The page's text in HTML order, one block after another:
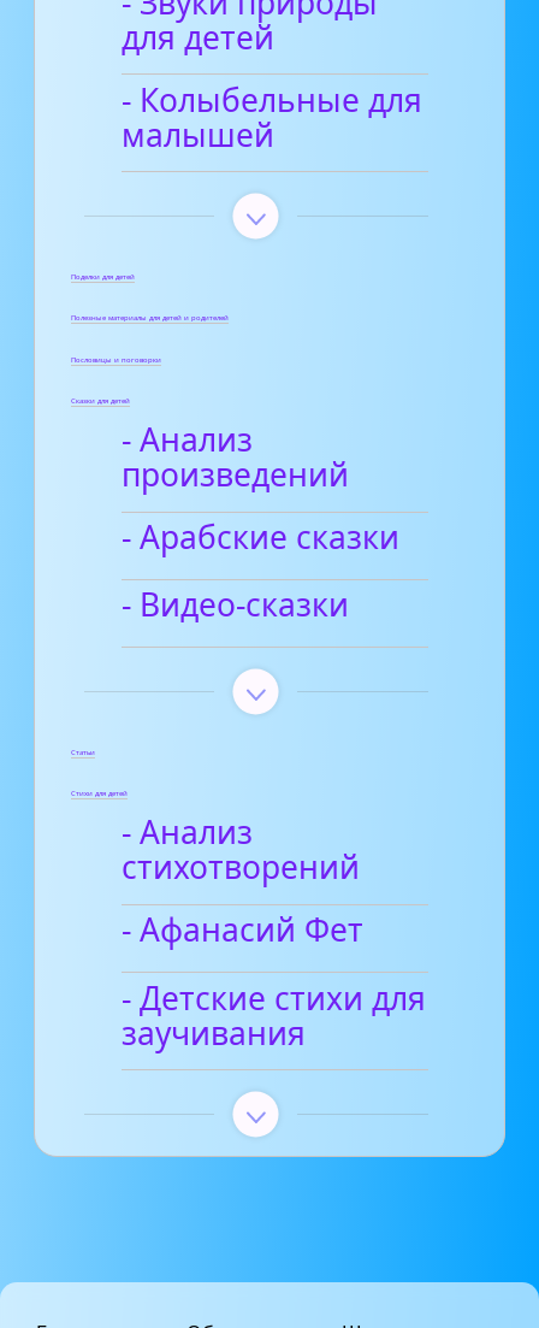
для детей
- Колыбельные для
малышей
Поделки для детей
Полезные материалы для детей и родителей
Пословицы и поговорки
Сказки для детей
- Анализ
произведений
- Арабские сказки
- Видео-сказки
Статьи
Стихи для детей
- Анализ
стихотворений
- Афанасий Фет
- Детские стихи для
заучивания